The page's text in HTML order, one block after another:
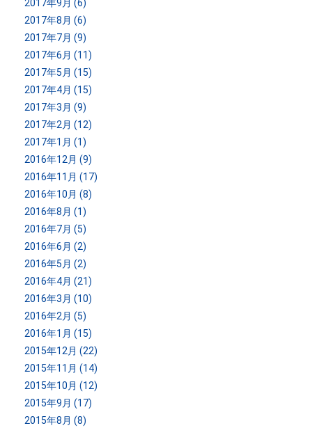
2017年9月 (6)
2017年8月 (6)
2017年7月 (9)
2017年6月 (11)
2017年5月 (15)
2017年4月 (15)
2017年3月 (9)
2017年2月 (12)
2017年1月 (1)
2016年12月 (9)
2016年11月 (17)
2016年10月 (8)
2016年8月 (1)
2016年7月 (5)
2016年6月 (2)
2016年5月 (2)
2016年4月 (21)
2016年3月 (10)
2016年2月 (5)
2016年1月 (15)
2015年12月 (22)
2015年11月 (14)
2015年10月 (12)
2015年9月 (17)
2015年8月 (8)